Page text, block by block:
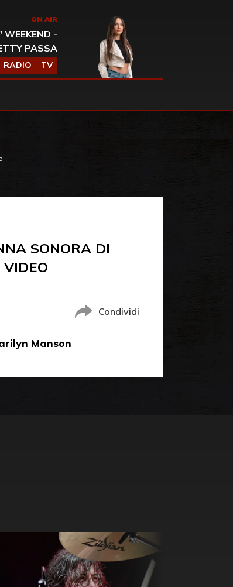
ON AIR
WEEKEND -
PASSA
RADIO TV
SONORA DI
Condividi
Manson